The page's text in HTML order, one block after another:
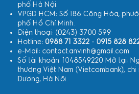
phố Hà Nội.
VPGD HCM: Số 186 Cộng Hòa,
phố Hồ Chí Minh.
Điện thoại: (0243) 3700 599
Hotline: 0988 71 3322- 0915 828
e-Mail: contact.anvinh@gmail.com
Số tài khoản: 1048549220 Mở tại:
thương Việt Nam (Vietcombank), chi
Dương, Hà Nội.